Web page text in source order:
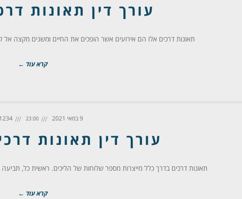
עורך דין תאונות
תאונות דרכים אלו הם אירועים אשר הופכים את החיים ומשנים מקצה
קרא עוד ←
9 במאי 2021 23:00
עורך דין תאונות
תאונות דרכים בדרך כלל מייצרות מספר שלוחות של הליכים. ראשית כל, תביעה
קרא עוד ←